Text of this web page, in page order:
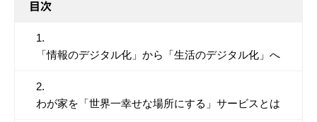
目次
「情報のデジタル化」から「生活のデジタル化」へ
わが家を「世界一幸せな場所にする」サービスとは